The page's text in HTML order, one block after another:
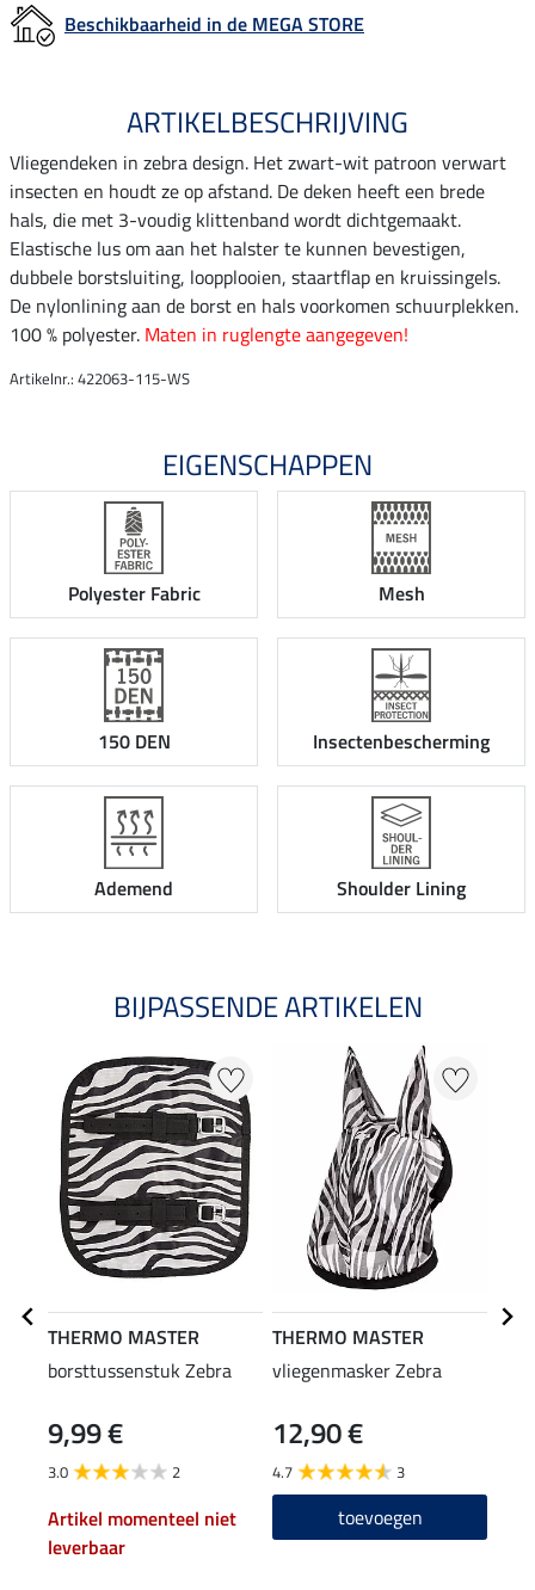
Beschikbaarheid in de MEGA STORE
ARTIKELBESCHRIJVING
Vliegendeken in zebra design. Het zwart-wit patroon verwart
insecten en houdt ze op afstand. De deken heeft een brede
hals, die met 3-voudig klittenband wordt dichtgemaakt.
Elastische lus om aan het halster te kunnen bevestigen,
dubbele borstsluiting, loopplooien, staartflap en kruissingels.
De nylonlining aan de borst en hals voorkomen schuurplekken.
100 % polyester. Maten in ruglengte aangegeven!
Artikelnr.: 422063-115-WS
EIGENSCHAPPEN
Polyester Fabric Mesh
150 DEN Insectenbescherming
Ademend Shoulder Lining
BIJPASSENDE ARTIKELEN
THERMO MASTER
borsttussenstuk Zebra
9,99 €
3.0 2
Artikel momenteel niet
leverbaar
THERMO MASTER
vliegenmasker Zebra
12,90 €
4.7 3
toevoegen